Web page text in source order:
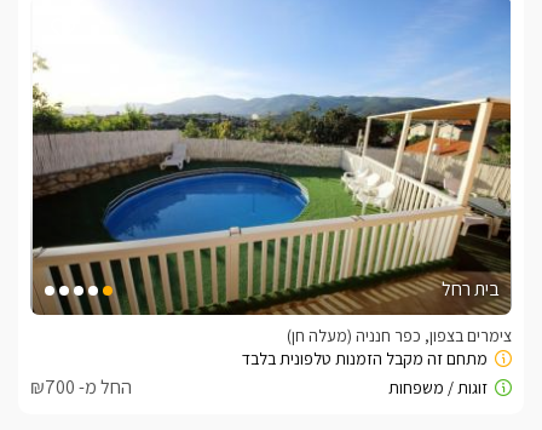
בית רחל
צימרים בצפון, כפר חנניה (מעלה חן)
החל מ- ₪700